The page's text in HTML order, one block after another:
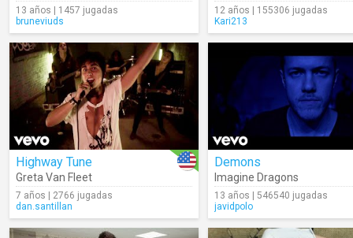
13 años | 1457 jugadas
bruneviuds
12 años | 155306 jugadas
Kari213
Highway Tune
Greta Van Fleet
7 años | 2766 jugadas
dan.santillan
Demons
Imagine Dragons
13 años | 546540 jugadas
javidpolo